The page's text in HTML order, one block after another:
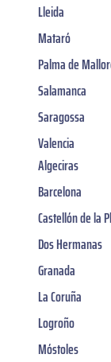
Lleida
Mataró
Palma de
Salamanca
Saragossa
Valencia
Algeciras
Barcelona
Castellón de la
Dos Hermanas
Granada
La Coruña
Logroño
Móstoles